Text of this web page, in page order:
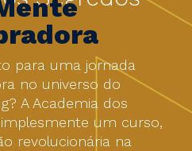
para uma jornada
no universo do
A Academia dos
um curso,
revolucionária na